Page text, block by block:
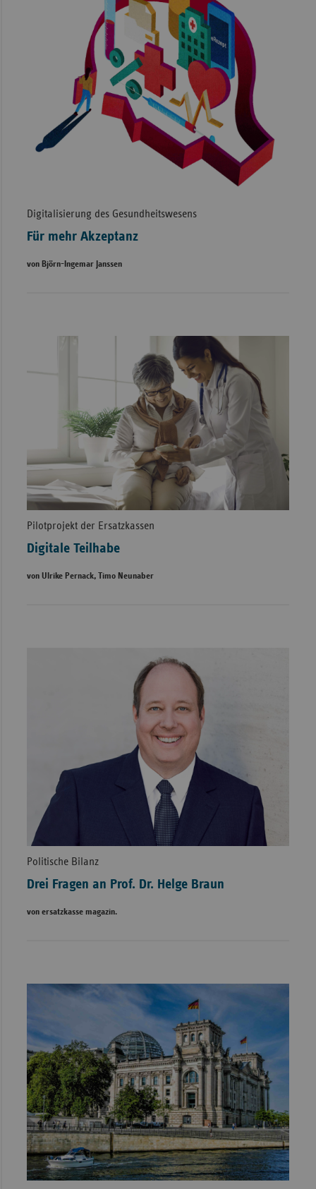
Digitalisierung des Gesundheitswesens
Für mehr Akzeptanz
von Björn-Ingemar Janssen
Pilotprojekt der Ersatzkassen
Digitale Teilhabe
von Ulrike Pernack, Timo Neunaber
Politische Bilanz
Drei Fragen an Prof. Dr. Helge Braun
von ersatzkasse magazin.